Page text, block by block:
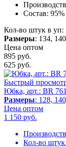
Состав: 95%
Кол-во штук в уп:
Размеры: 134,
Цена оптом
895 руб.
625 руб.
Быстрый
Юбка, арт.: BR
Размеры: 128,
Цена оптом
1 150 руб.
Кол-во штук